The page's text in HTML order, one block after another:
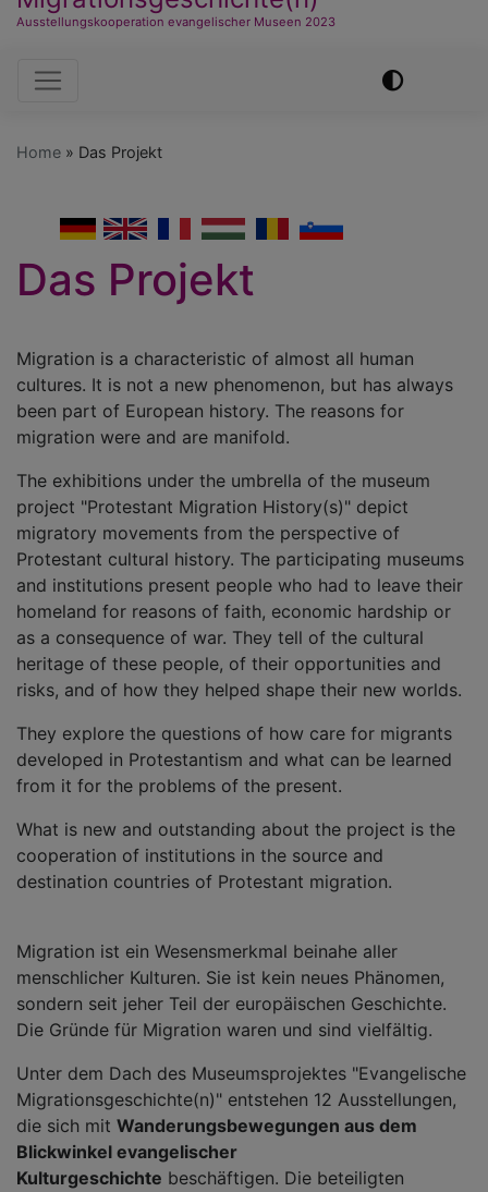
Ausstellungskooperation evangelischer Museen 2023
Hauptnavigation
Home Das Projekt
Romanian
Hungarian
French
English
German
Das Projekt
Migration is a characteristic of almost all human
cultures. It is not a new phenomenon, but has always
been part of European history. The reasons for
migration were and are manifold.
The exhibitions under the umbrella of the museum
project "Protestant Migration History(s)" depict
migratory movements from the perspective of
Protestant cultural history. The participating museums
and institutions present people who had to leave their
homeland for reasons of faith, economic hardship or
as a consequence of war. They tell of the cultural
heritage of these people, of their opportunities and
risks, and of how they helped shape their new worlds.
They explore the questions of how care for migrants
developed in Protestantism and what can be learned
from it for the problems of the present.
What is new and outstanding about the project is the
cooperation of institutions in the source and
destination countries of Protestant migration.
Migration ist ein Wesensmerkmal beinahe aller
menschlicher Kulturen. Sie ist kein neues Phänomen,
sondern seit jeher Teil der europäischen Geschichte.
Die Gründe für Migration waren und sind vielfältig.
Unter dem Dach des Museumsprojektes "Evangelische
Migrationsgeschichte(n)" entstehen 12 Ausstellungen,
die sich mit Wanderungsbewegungen aus dem
Blickwinkel evangelischer
Kulturgeschichte beschäftigen. Die beteiligten